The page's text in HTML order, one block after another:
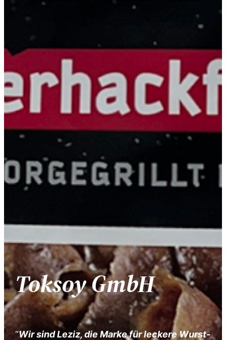
Toksoy GmbH
“Wir sind Leziz, die Marke für leckere Wurst-